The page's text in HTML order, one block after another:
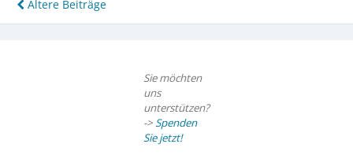
Beitragsnavigation
Ältere Beiträge
Sie möchten
uns
unterstützen?
->Spenden
Sie jetzt!